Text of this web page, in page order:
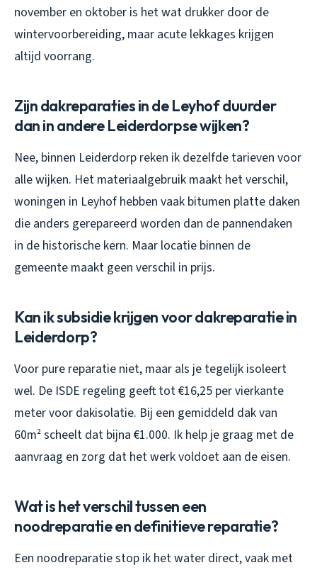
november en oktober is het wat drukker door de
wintervoorbereiding, maar acute lekkages krijgen
altijd voorrang.
Zijn dakreparaties in de Leyhof duurder
dan in andere Leiderdorpse wijken?
Nee, binnen Leiderdorp reken ik dezelfde tarieven voor
alle wijken. Het materiaalgebruik maakt het verschil,
woningen in Leyhof hebben vaak bitumen platte daken
die anders gerepareerd worden dan de pannendaken
in de historische kern. Maar locatie binnen de
gemeente maakt geen verschil in prijs.
Kan ik subsidie krijgen voor dakreparatie in
Leiderdorp?
Voor pure reparatie niet, maar als je tegelijk isoleert
wel. De ISDE regeling geeft tot €16,25 per vierkante
meter voor dakisolatie. Bij een gemiddeld dak van
60m² scheelt dat bijna €1.000. Ik help je graag met de
aanvraag en zorg dat het werk voldoet aan de eisen.
Wat is het verschil tussen een
noodreparatie en definitieve reparatie?
Een noodreparatie stop ik het water direct, vaak met